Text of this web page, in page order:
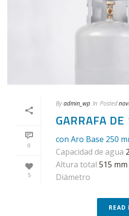
0
5
Byadmin_wp In Posted
GARRAFA DE
con Aro Base 250
Capacidad de agua
Altura total 515 mm
Diámetro
READ